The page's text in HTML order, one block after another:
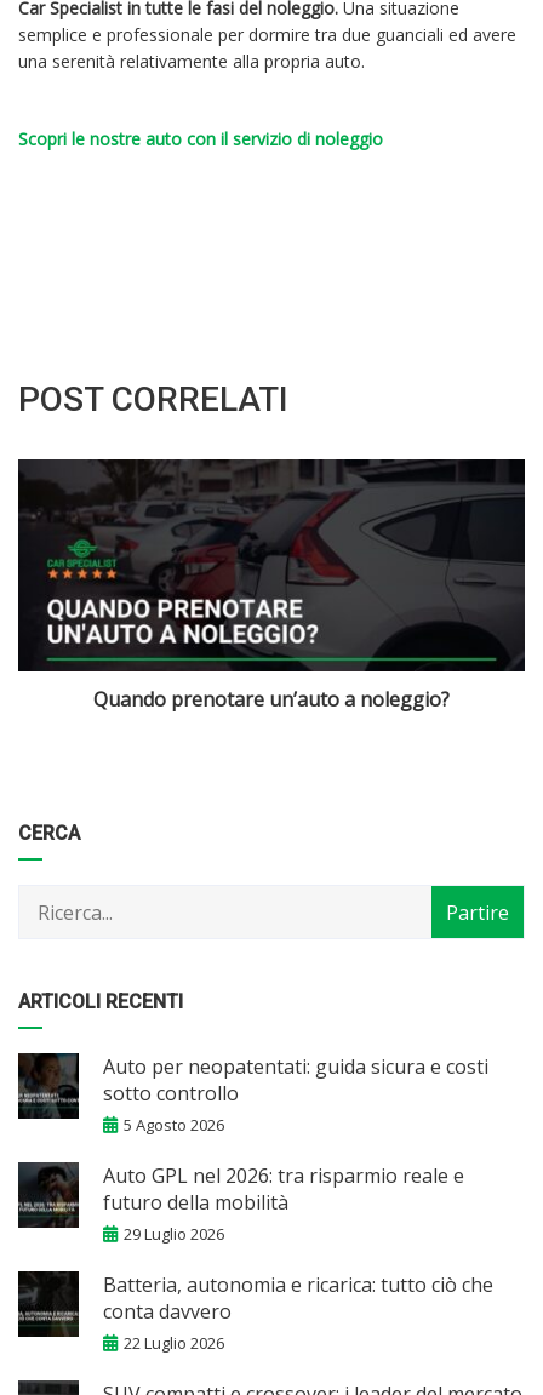
Car Specialist in tutte le fasi del noleggio. Una situazione
semplice e professionale per dormire tra due guanciali ed avere
una serenità relativamente alla propria auto.
Scopri le nostre auto con il servizio di noleggio
POST CORRELATI
Quanto costa noleggiare un’auto per 4 giorni?
CERCA
ARTICOLI RECENTI
Auto per neopatentati: guida sicura e costi
sotto controllo
5 Agosto 2026
Auto GPL nel 2026: tra risparmio reale e
futuro della mobilità
29 Luglio 2026
Batteria, autonomia e ricarica: tutto ciò che
conta davvero
22 Luglio 2026
Categorie
Articoli
per